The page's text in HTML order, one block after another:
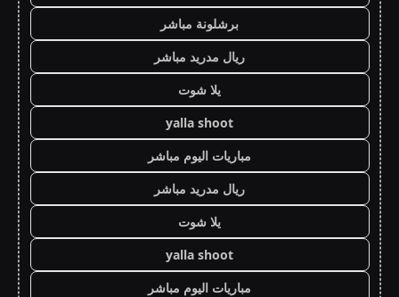
برشلونة مباشر
ريال مدريد مباشر
يلا شوت
yalla shoot
مباريات اليوم مباشر
ريال مدريد مباشر
يلا شوت
yalla shoot
مباريات اليوم مباشر